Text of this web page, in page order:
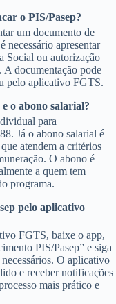
o PIS/Pasep?
um documento de
necessário apresentar
Social ou autorização
documentação pode
pelo aplicativo FGTS.
o abono salarial?
para
Já o abono salarial é
atendem a critérios
O abono é
a quem tem
programa.
pelo aplicativo
FGTS, baixe o app,
PIS/Pasep” e siga
O aplicativo
e receber notificações
mais prático e